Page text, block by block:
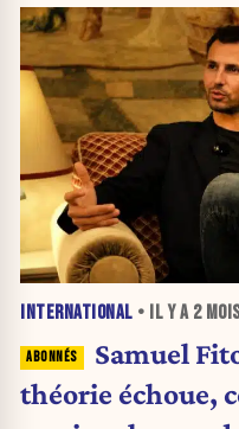
INTERNATIONAL • IL Y A 2
Samuel
théorie échoue,